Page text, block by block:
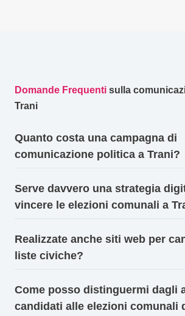
Domande Frequenti sulla
Trani
Quanto costa una campagna di
comunicazione politica a Trani?
Serve davvero una strategia
vincere le elezioni comunali a
Realizzate anche siti web per
liste civiche?
Come posso distinguermi dagli
candidati alle elezioni comunali